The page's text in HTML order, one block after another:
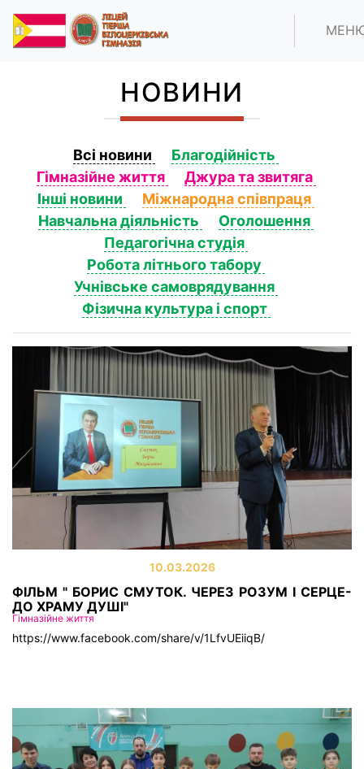
НОВИНИ
Всі новини
Благодійність
Гімназійне життя
Джура та звитяга
Інші новини
Міжнародна співпраця
Навчальна діяльність
Оголошення
Педагогічна студія
Робота літнього табору
Учнівське самоврядування
Фізична культура і спорт
10.03.2026
ФІЛЬМ " БОРИС СМУТОК. ЧЕРЕЗ РОЗУМ І СЕРЦЕ-
ДО ХРАМУ ДУШІ"
Гімназійне життя
https://www.facebook.com/share/v/1LfvUEiiqB/